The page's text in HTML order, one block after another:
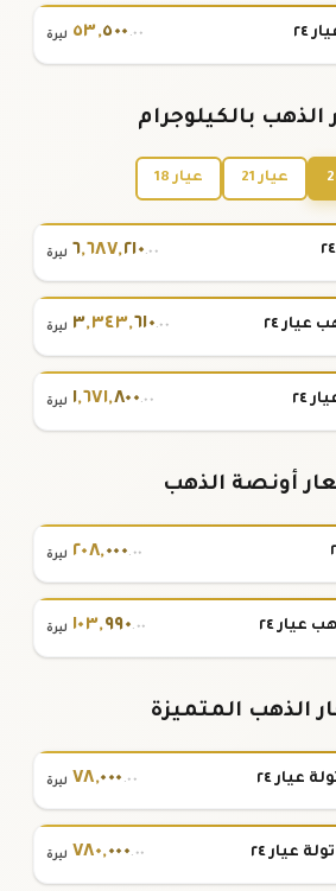
٢٤ ٥٣,٥٠٠ .٠٠ ليرة
الذهب بالكيلوجرام
عيار 21 عيار 18
٦,٦٨٧,٢١٠.٠٠ ليرة
٢٤ ٣,٣٤٣,٦١٠.٠٠ ليرة
٢٤ ١,٦٧١,٨٠٠.٠٠ ليرة
أونصة الذهب
٢٠٨,٠٠٠.٠٠ ليرة
٢٤ ١٠٣,٩٩٠.٠٠ ليرة
الذهب المتميزة
٧٨,٠٠٠ .٠٠ ليرة
٧٨٠,٠٠٠.٠٠ ليرة